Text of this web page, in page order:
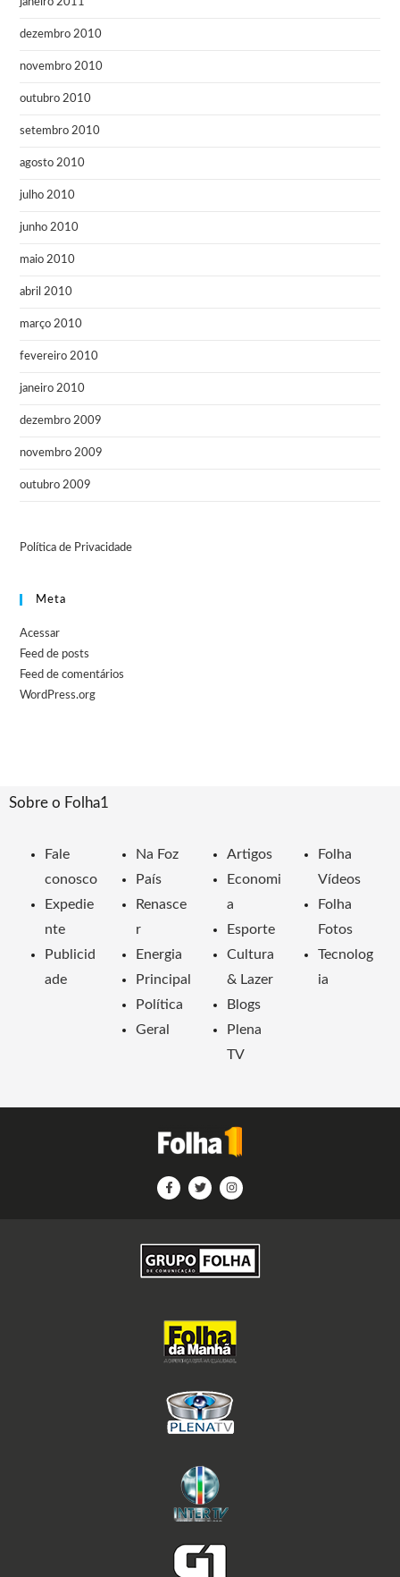
dezembro 2010
novembro 2010
outubro 2010
setembro 2010
agosto 2010
julho 2010
junho 2010
maio 2010
abril 2010
março 2010
fevereiro 2010
janeiro 2010
dezembro 2009
novembro 2009
outubro 2009
Política de Privacidade
Meta
Acessar
Feed de posts
Feed de comentários
WordPress.org
Sobre o Folha1
Fale
conosco
Expedie
nte
Publicid
ade
Na Foz
País
Renasce
r
Energia
Principal
Política
Geral
Artigos
Economi
a
Esporte
Cultura
& Lazer
Blogs
Plena
TV
Folha
Vídeos
Folha
Fotos
Tecnolog
ia